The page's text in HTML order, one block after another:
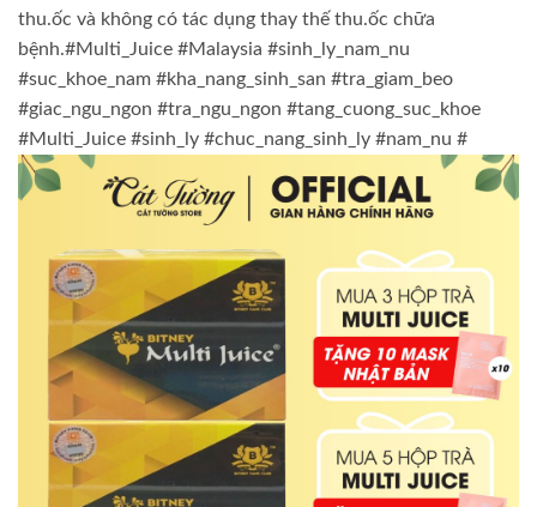
thu.ốc và không có tác dụng thay thế thu.ốc chữa
bệnh.#Multi_Juice #Malaysia #sinh_ly_nam_nu
#suc_khoe_nam #kha_nang_sinh_san #tra_giam_beo
#giac_ngu_ngon #tra_ngu_ngon #tang_cuong_suc_khoe
#Multi_Juice #sinh_ly #chuc_nang_sinh_ly #nam_nu #